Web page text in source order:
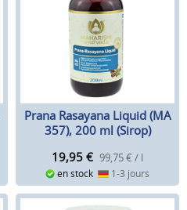
Prana Rasayana Liquid (MA
357), 200 ml (Sirop)
19,95 € 99,75 € / l
en stock 1-3 jours